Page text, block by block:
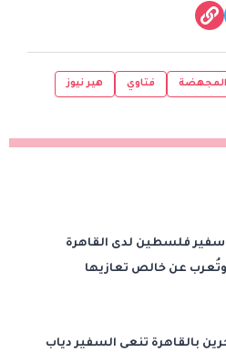
المجهضة فتاوي هير نيوز
فلسطين لدى القاهرة
وتُعرب عن خالص تعازيها
بالقاهرة تنعى السفير دياب